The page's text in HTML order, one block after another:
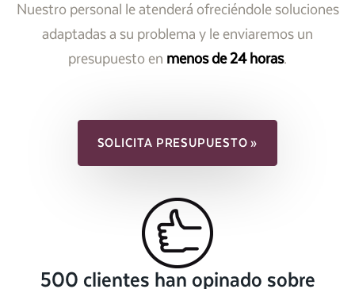
Nuestro personal le atenderá ofreciéndole soluciones
adaptadas a su problema y le enviaremos un
presupuesto en menos de 24 horas.
SOLICITA PRESUPUESTO »
500 clientes han opinado sobre